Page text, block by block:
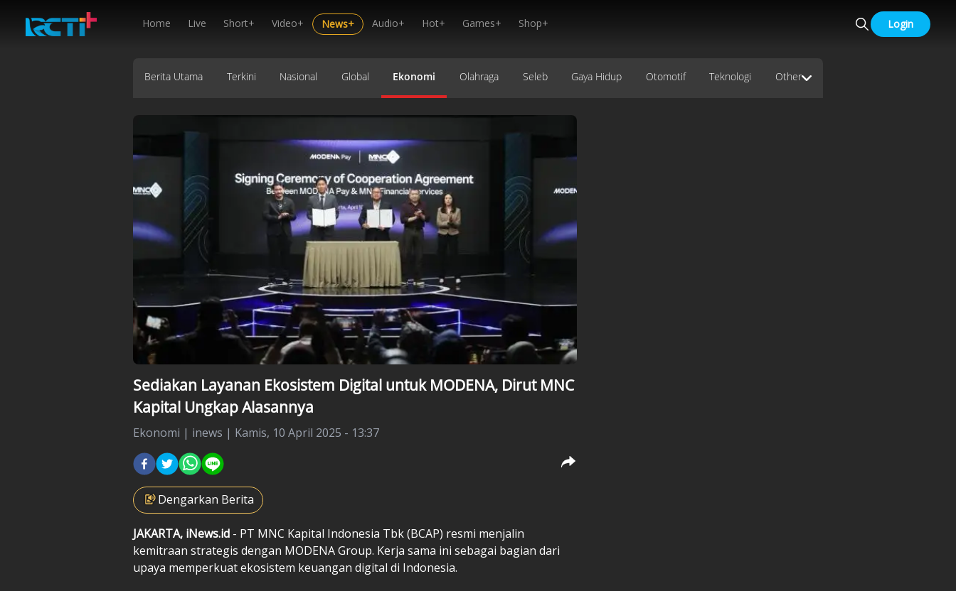
Home Live Short+ Video+ News+ Audio+ Hot+ Games+ Shop+ Login
Berita Utama Terkini Nasional Global Ekonomi Olahraga Seleb Gaya Hidup Otomotif Teknologi Other
Sediakan Layanan Ekosistem Digital untuk MODENA, Dirut MNC
Kapital Ungkap Alasannya
Ekonomi | inews | Kamis, 10 April 2025 - 13:37
Dengarkan Berita
JAKARTA, iNews.id - PT MNC Kapital Indonesia Tbk (BCAP) resmi menjalin
kemitraan strategis dengan MODENA Group. Kerja sama ini sebagai bagian dari
upaya memperkuat ekosistem keuangan digital di Indonesia.